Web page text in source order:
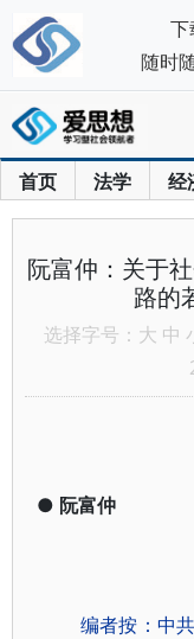
首页 法学 经
阮富仲：关于
路的
选择字号： 大 中
● 阮富仲
编者按：中
下
随时